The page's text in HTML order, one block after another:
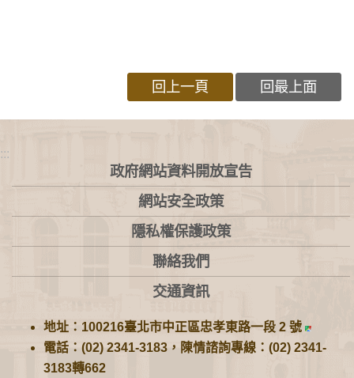
回上一頁 回最上面
:::
政府網站資料開放宣告
網站安全政策
隱私權保護政策
聯絡我們
交通資訊
地址：100216臺北市中正區忠孝東路一段 2 號
電話：(02) 2341-3183，陳情諮詢專線：(02) 2341-
3183轉662